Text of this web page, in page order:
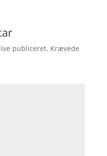
publiceret. Krævede